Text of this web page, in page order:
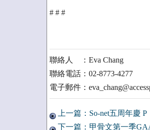
# # #
聯絡人 ：Eva Chang
聯絡電話：02-8773-4277
電子郵件：
上一篇：So-net五周年慶
下一篇：甲骨文第一季